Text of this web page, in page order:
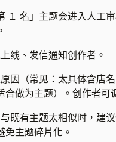
１ 名」主题会进入人工
线、发信通知创作者。
因（常见：太具体含店
合做为主题）。创作者可
既有主题太相似时，建
免主题碎片化。